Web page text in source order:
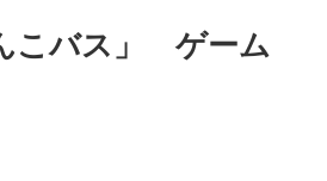
こバス」 ゲーム